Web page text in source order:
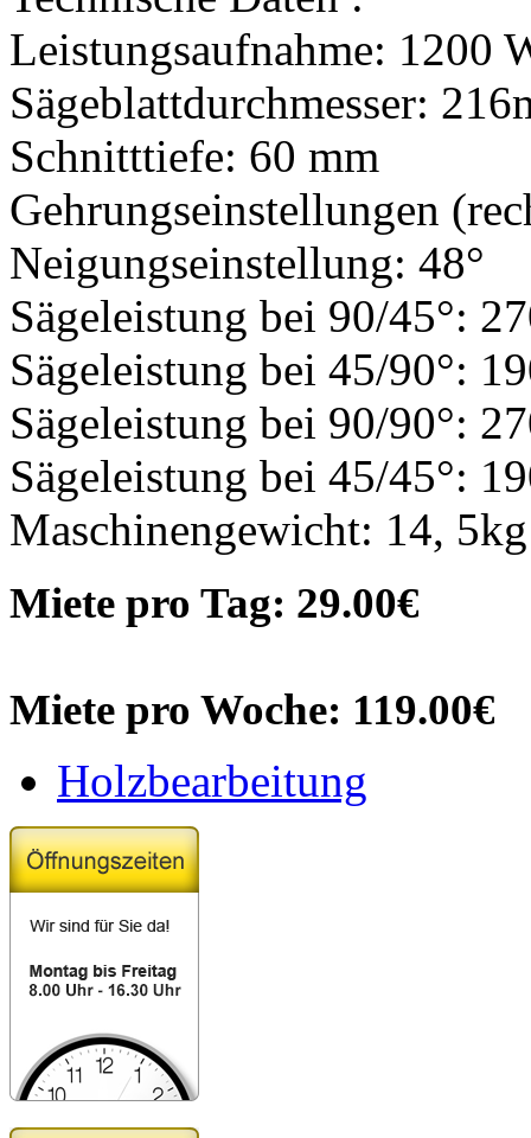
Leistungsaufnahme: 1200
Sägeblattdurchmesser:
Schnitttiefe: 60 mm
Gehrungseinstellungen
Neigungseinstellung: 48°
Sägeleistung bei 90/45°:
Sägeleistung bei 45/90°:
Sägeleistung bei 90/90°:
Sägeleistung bei 45/45°:
Maschinengewicht: 14, 5kg
Miete pro Tag: 29.00€
Miete pro Woche: 119.00€
Holzbearbeitung